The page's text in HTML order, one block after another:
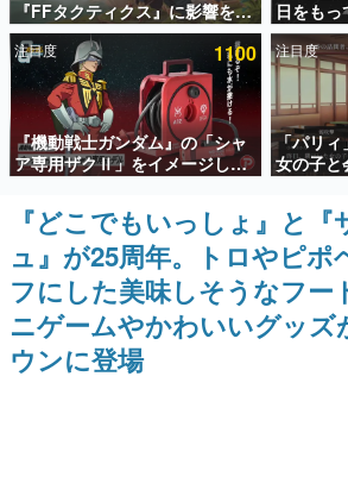
インタビュー
連載・特集一覧
殿堂入り記事
SNS拡散数が数千以上！ ページ
ど。多くの人々に読まれた、電フ
事をまとめました。
ゲームの企画書
名作ゲームクリエイターの方々に
聞きし、ヒットする企画（ゲーム
きます。
赫本
この物語を解いてはいけない。『
の形をした短編ホラー小説集です。
『FFタクティクス』に影響を受
けた新作戦略RPG『Beaten
Path』2027年に発売へ。
PC（Steam）、PS5、Xbox、
Switch向けにリリース予定
日をも
化制度
注目度 1100
『機動戦士ガンダム』の「シャ
ア専用ザクⅡ」をイメージした
散水ホースリールが予約開始。
本体にはシャアのパーソナルマ
ークやジオン公国軍のエンブレ
ム、型式番号などを配置
注目度
「パリィ
女の子と
恋愛ゲー
ルライ
敗する
『どこでもいっしょ』と
ュ』が25周年。トロやピポ
フにした美味しそうなフー
ニゲームやかわいいグッズ
ウンに登場